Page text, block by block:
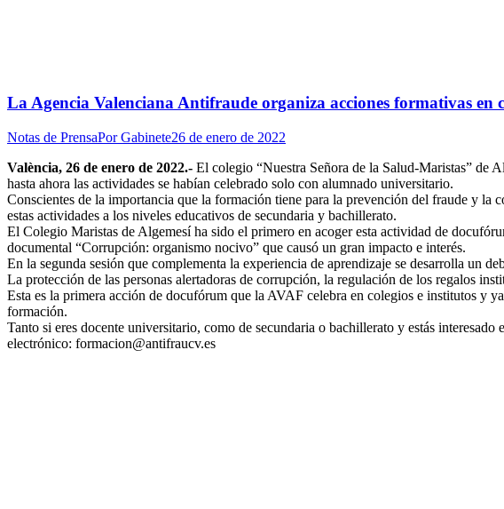
La Agencia Valenciana Antifraude organiza acciones formativas en
Notas de PrensaPorGabinete26 de enero de 2022
València, 26 de enero de 2022.- El colegio “Nuestra Señora de la Salud-Maristas” de
hasta ahora las actividades se habían celebrado solo con alumnado universitario.
Conscientes de la importancia que la formación tiene para la prevención del fraude y
estas actividades a los niveles educativos de secundaria y bachillerato.
El Colegio Maristas de Algemesí ha sido el primero en acoger esta actividad de
documental “Corrupción: organismo nocivo” que causó un gran impacto e interés.
En la segunda sesión que complementa la experiencia de aprendizaje se desarrolla un
La protección de las personas alertadoras de corrupción, la regulación de los regalos
Esta es la primera acción de docufórum que la AVAF celebra en colegios e institutos y
formación.
Tanto si eres docente universitario, como de secundaria o bachillerato y estás
electrónico: formacion@antifraucv.es